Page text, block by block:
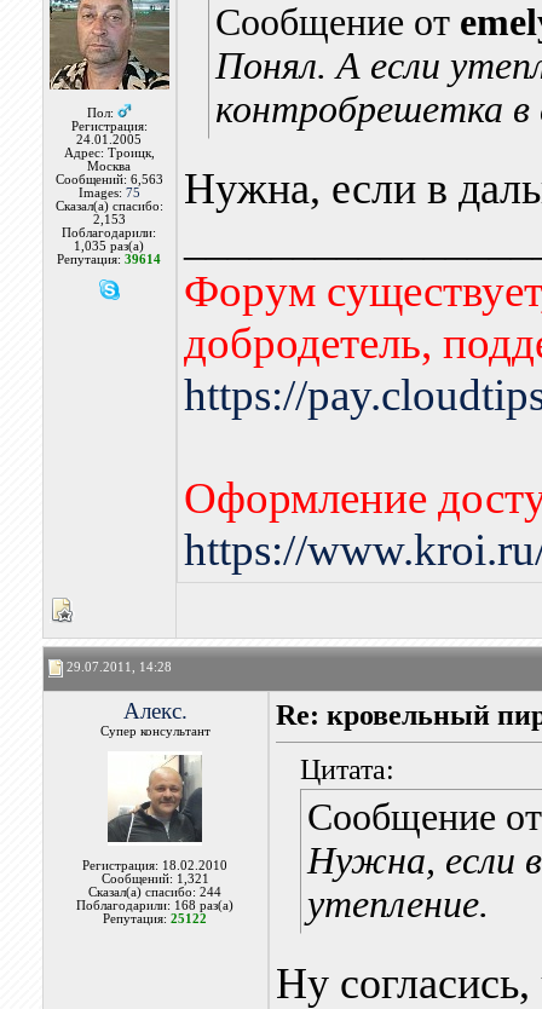
Пол:
Регистрация:
24.01.2005
Адрес: Троицк,
Москва
Сообщений: 6,563
Images: 75
Сказал(а) спасибо:
2,153
Поблагодарили:
1,035 раз(а)
Репутация:39614
Сообщение от
Понял. А если
контробрешетка в
Нужна, если в
Форум
добродетель,
https://
Оформление
https://
29.07.2011, 14:28
Алекс.
Супер консультант
Регистрация: 18.02.2010
Сообщений: 1,321
Сказал(а) спасибо: 244
Поблагодарили: 168 раз(а)
Репутация:25122
Re: кровельный
Цитата:
Сообщение
Нужна, если
утепление.
Ну